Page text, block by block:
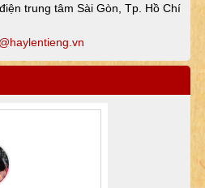
trung tâm Sài Gòn, Tp. Hồ Chí